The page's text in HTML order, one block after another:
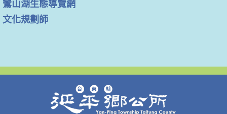
鸞山湖生態導覽網
文化規劃師